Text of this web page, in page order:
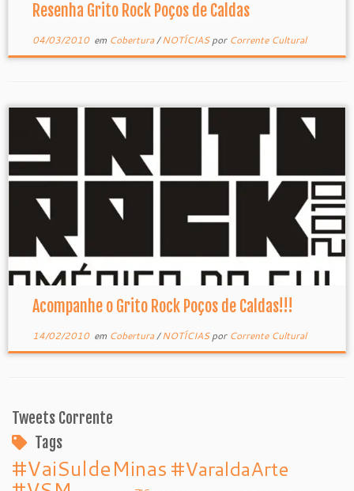
Resenha Grito Rock Poços de Caldas
04/03/2010em Cobertura/NOTÍCIASpor Corrente Cultural
Acompanhe o Grito Rock Poços de Caldas!!!
14/02/2010em Cobertura/NOTÍCIASpor Corrente Cultural
Tweets Corrente
Tags
#VaiSuldeMinas #VaraldaArte